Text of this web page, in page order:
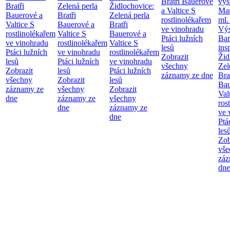
Bratři
Bauerové a
Valtice S
rostlinolékařem
ve vinohradu
Ptáci lužních
lesů
Zobrazit
všechny
záznamy ze
dne
Zelená perla
Bratři
Bauerové a
Valtice S
rostlinolékařem
ve vinohradu
Ptáci lužních
lesů
Zobrazit
všechny
záznamy ze
dne
Židlochovice:
Zelená perla
Bratři
Bauerové a
Valtice S
rostlinolékařem
ve vinohradu
Ptáci lužních
lesů
Zobrazit
všechny
záznamy ze
dne
a Valtice S
rostlinolékařem
ve vinohradu
Ptáci lužních
lesů
Zobrazit
všechny
záznamy ze dne
ml.
ve
dne